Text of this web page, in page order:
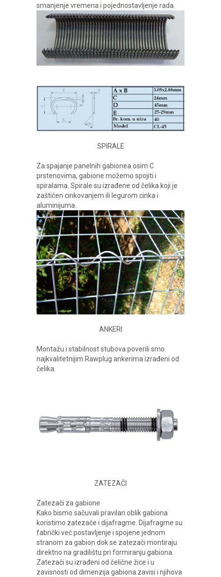
smanjenje vremena i pojednostavljenje rada.
SPIRALE
Za spajanje panelnih gabionea osim C
prstenovima, gabione možemo spojiti i
spiralama. Spirale su izrađene od čelika koji je
zaštičen cinkovanjem ili legurom cinka i
aluminijuma.
ANKERI
Montažu i stabilnost stubova poverili smo
najkvalitetnijim Rawplug ankerima izrađeni od
čelika.
ZATEZAČI
Zatezači za gabione
Kako bismo sačuvali pravilan oblik gabiona
koristimo zatezače i dijafragme. Dijafragme su
fabrički već postavljenje i spojene jednom
stranom za gabion dok se zatezači montiraju
direktno na gradilištu pri formiranju gabiona.
Zatezači su izrađeni od čelične žice i u
zavisnosti od dimenzija gabiona zavisi i njihova